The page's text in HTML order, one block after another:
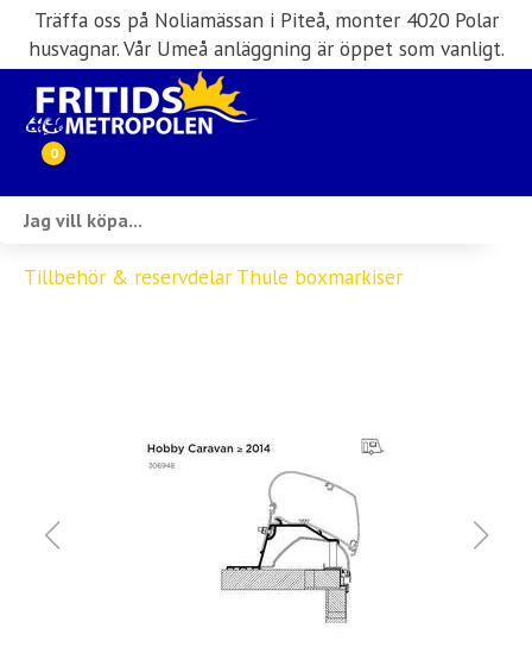
Träffa oss på Noliamässan i Piteå, monter 4020 Polar
husvagnar. Vår Umeå anläggning är öppet som vanligt.
0
Husbilar i lager
Verkstad
Tillbehör & reservdelar Thule boxmarkiser